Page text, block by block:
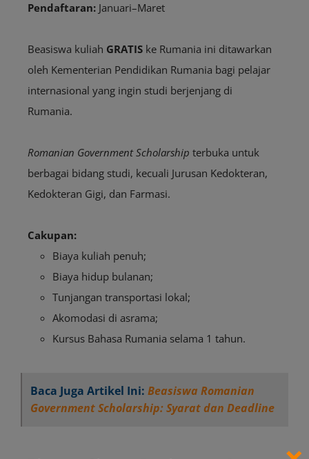
Pendaftaran: Januari–Maret
Beasiswa kuliah GRATIS ke Rumania ini ditawarkan
oleh Kementerian Pendidikan Rumania bagi pelajar
internasional yang ingin studi berjenjang di
Rumania.
Romanian Government Scholarship terbuka untuk
berbagai bidang studi, kecuali Jurusan Kedokteran,
Kedokteran Gigi, dan Farmasi.
Cakupan:
Biaya kuliah penuh;
Biaya hidup bulanan;
Tunjangan transportasi lokal;
Akomodasi di asrama;
Kursus Bahasa Rumania selama 1 tahun.
Baca Juga Artikel Ini: Beasiswa Romanian
Government Scholarship: Syarat dan Deadline